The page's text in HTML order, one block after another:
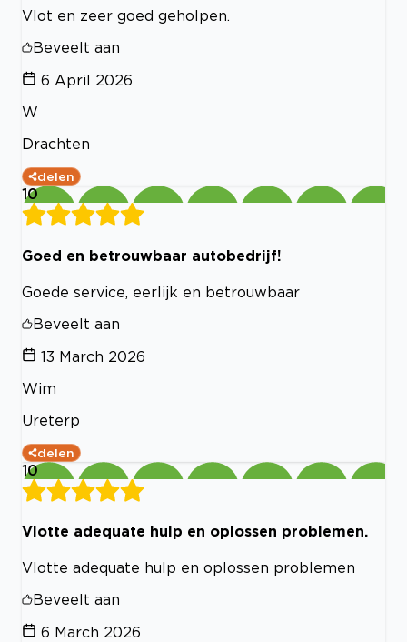
Vlot en zeer goed geholpen.
Beveelt aan
6 April 2026
W
Drachten
delen
10
Goed en betrouwbaar autobedrijf!
Goede service, eerlijk en betrouwbaar
Beveelt aan
13 March 2026
Wim
Ureterp
delen
10
Vlotte adequate hulp en oplossen problemen.
Vlotte adequate hulp en oplossen problemen
Beveelt aan
6 March 2026